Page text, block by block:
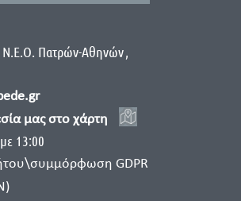
Ν.Ε.Ο. Πατρών-Αθηνών,
μας στο χάρτη
13:00
GDPR